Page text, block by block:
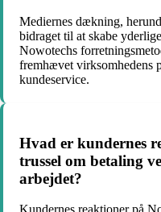
Mediernes dækning,
bidraget til at skabe
Nowotechs
fremhævet virksomhedens
kundeservice.
Hvad er kundernes
trussel om betaling
arbejdet?